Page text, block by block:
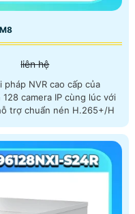
liên hệ
pháp NVR cao cấp của
camera IP cùng lúc với
trợ chuẩn nén H.265+/H